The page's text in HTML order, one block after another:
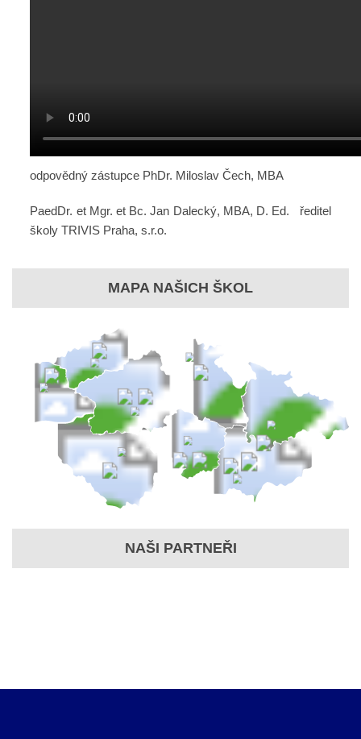
odpovědný zástupce PhDr. Miloslav Čech, MBA
PaedDr. et Mgr. et Bc. Jan Dalecký, MBA, D. Ed. ředitel
školy TRIVIS Praha, s.r.o.
MAPA NAŠICH ŠKOL
NAŠI PARTNEŘI